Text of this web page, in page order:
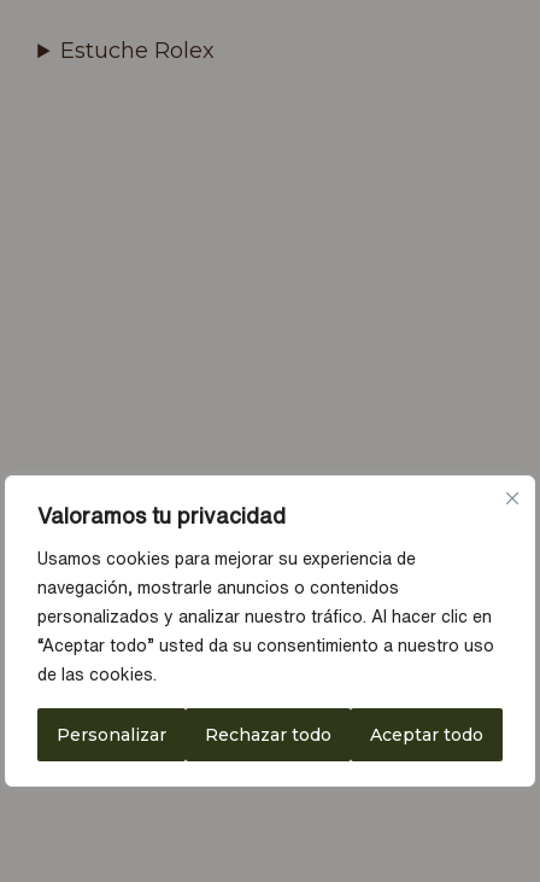
Valoramos tu privacidad
Usamos cookies para mejorar su experiencia de
navegación, mostrarle anuncios o contenidos
personalizados y analizar nuestro tráfico. Al hacer clic en
“Aceptar todo” usted da su consentimiento a nuestro uso
de las cookies.
Personalizar Rechazar todo Aceptar todo
Estuche Rolex